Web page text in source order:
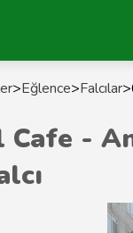
>Eğlence>Falcılar>
Cafe -